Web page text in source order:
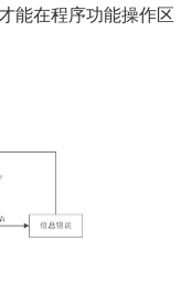
能在程序功能操作区